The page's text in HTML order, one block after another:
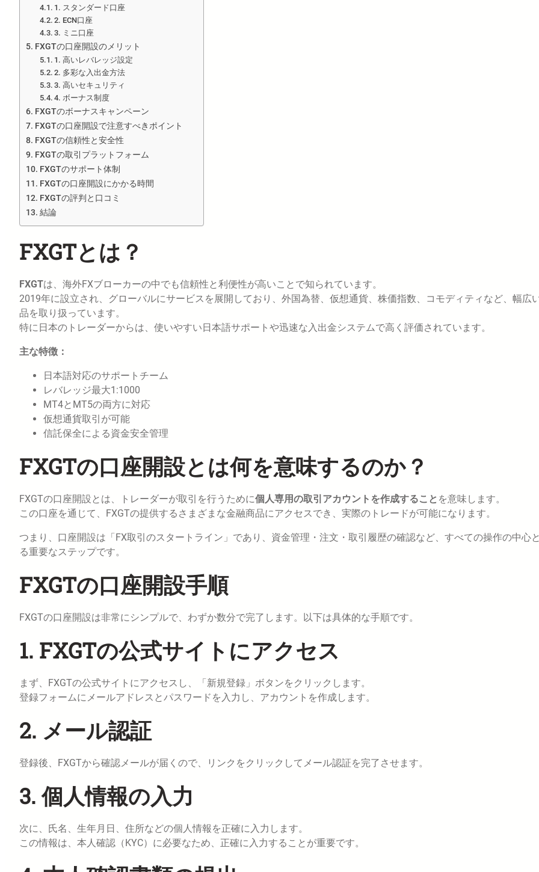
1. スタンダード口座
2. ECN口座
3. ミニ口座
FXGTの口座開設のメリット
1. 高いレバレッジ設定
2. 多彩な入出金方法
3. 高いセキュリティ
4. ボーナス制度
FXGTのボーナスキャンペーン
FXGTの口座開設で注意すべきポイント
FXGTの信頼性と安全性
FXGTの取引プラットフォーム
FXGTのサポート体制
FXGTの口座開設にかかる時間
FXGTの評判と口コミ
結論
FXGTとは？
FXGTは、海外FXブローカーの中でも信頼性と利便性が高いことで知られています。
2019年に設立され、グローバルにサービスを展開しており、外国為替、仮想通貨、株価指数、コモディティなど、幅広
品を取り扱っています。
特に日本のトレーダーからは、使いやすい日本語サポートや迅速な入出金システムで高く評価されています。
主な特徴：
日本語対応のサポートチーム
レバレッジ最大1:1000
MT4とMT5の両方に対応
仮想通貨取引が可能
信託保全による資金安全管理
FXGTの口座開設とは何を意味するのか？
FXGTの口座開設とは、トレーダーが取引を行うために個人専用の取引アカウントを作成すること を意味します。
この口座を通じて、FXGTの提供するさまざまな金融商品にアクセスでき、実際のトレードが可能になります。
つまり、口座開設は「FX取引のスタートライン」であり、資金管理・注文・取引履歴の確認など、すべての操作の中心
る重要なステップです。
FXGTの口座開設手順
FXGTの口座開設は非常にシンプルで、わずか数分で完了します。以下は具体的な手順です。
1. FXGTの公式サイトにアクセス
まず、FXGTの公式サイトにアクセスし、「新規登録」ボタンをクリックします。
登録フォームにメールアドレスとパスワードを入力し、アカウントを作成します。
2. メール認証
登録後、FXGTから確認メールが届くので、リンクをクリックしてメール認証を完了させます。
3. 個人情報の入力
次に、氏名、生年月日、住所などの個人情報を正確に入力します。
この情報は、本人確認（KYC）に必要なため、正確に入力することが重要です。